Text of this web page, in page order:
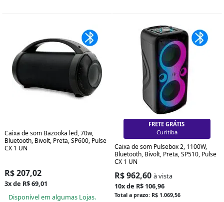
Caixa de som Bazooka led, 70w,
Bluetooth, Bivolt, Preta, SP600, Pulse
CX 1 UN
R$ 207,02
3x de R$ 69,01
Disponível em algumas Lojas.
FRETE GRÁTIS
Curitiba
Caixa de som Pulsebox 2, 1100W,
Bluetooth, Bivolt, Preta, SP510, Pulse
CX 1 UN
R$ 962,60 à vista
10x de R$ 106,96
Total a prazo: R$ 1.069,56